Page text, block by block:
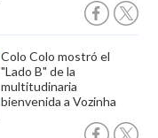
Colo Colo mostró el
"Lado B" de la
multitudinaria
bienvenida a Vozinha